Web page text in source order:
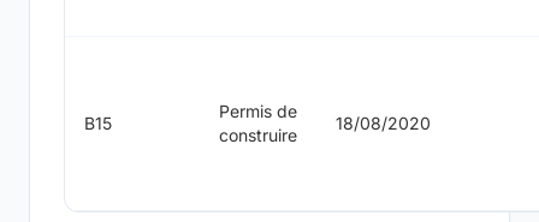
B15
Permis de
construire
18/08/2020